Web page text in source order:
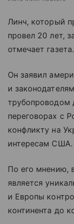
Линч, который
провел 20 лет,
отмечает газета.
Он заявил
и
трубопроводом
переговорах с
конфликту на
интересам США.
По его мнению,
является
и Европы
континента до